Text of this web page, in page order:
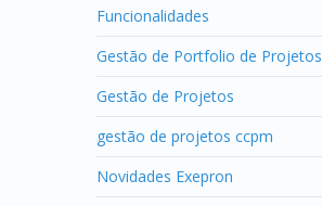
Funcionalidades
Gestão de Portfolio de Projetos
Gestão de Projetos
gestão de projetos ccpm
Novidades Exepron